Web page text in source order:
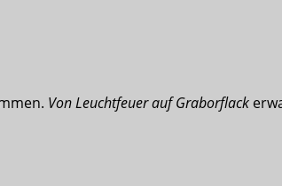
Von Leuchtfeuer auf Graborflack